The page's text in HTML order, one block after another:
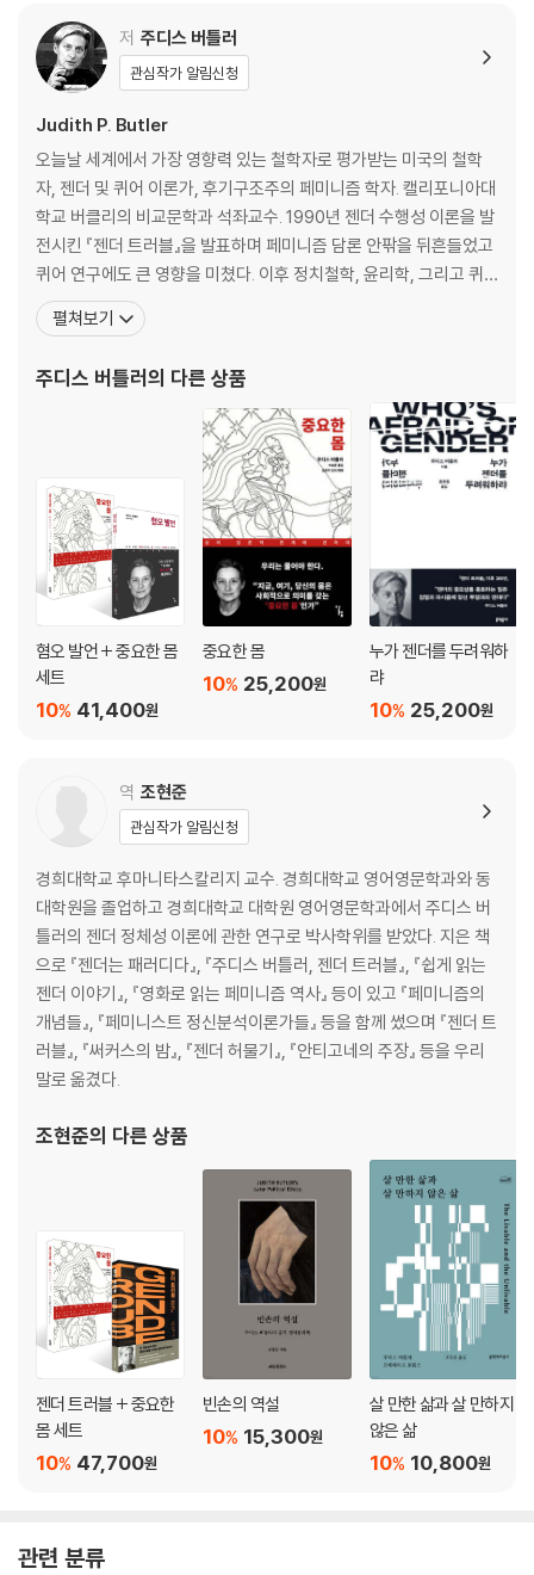
저 주디스 버틀러
관심작가 알림신청
Judith P. Butler
오늘날 세계에서 가장 영향력 있는 철학자로 평가받는 미국의 철학
자, 젠더 및 퀴어 이론가, 후기구조주의 페미니즘 학자. 캘리포니아대
학교 버클리의 비교문학과 석좌교수. 1990년 젠더 수행성 이론을 발
전시킨 『젠더 트러블』을 발표하며 페미니즘 담론 안팎을 뒤흔들었고
퀴어 연구에도 큰 영향을 미쳤다. 이후 정치철학, 윤리학, 그리고 퀴
어 이론의 성과들을 바탕으로 인간으로서의 삶의 가능성과 공동체의
윤리적 관계성을 모색해왔다. 버틀러는 그녀의 저서 『젠더 트러블: 페
한계에 관하여』로 잘 알려져 있다. 여기서 그녀는
펼쳐보기
주디스 버틀러의 다른 상품
혐오 발언 + 중요한 몸
세트
41,400원
10%
중요한 몸
25,200원
10%
누가 젠더를 두려워하
랴
25,200원
10%
역 조현준
관심작가 알림신청
경희대학교 후마니타스칼리지 교수. 경희대학교 영어영문학과와 동
대학원을 졸업하고 경희대학교 대학원 영어영문학과에서 주디스 버
틀러의 젠더 정체성 이론에 관한 연구로 박사학위를 받았다. 지은 책
으로 『젠더는 패러디다』, 『주디스 버틀러, 젠더 트러블』, 『쉽게 읽는
젠더 이야기』, 『영화로 읽는 페미니즘 역사』 등이 있고 『페미니즘의
개념들』, 『페미니스트 정신분석이론가들』 등을 함께 썼으며 『젠더 트
러블』, 『써커스의 밤』, 『젠더 허물기』, 『안티고네의 주장』 등을 우리
말로 옮겼다.
조현준의 다른 상품
젠더 트러블 + 중요한
몸 세트
47,700원
10%
빈손의 역설
15,300원
10%
살 만한 삶과 살 만하지
않은 삶
10,800원
10%
관련 분류